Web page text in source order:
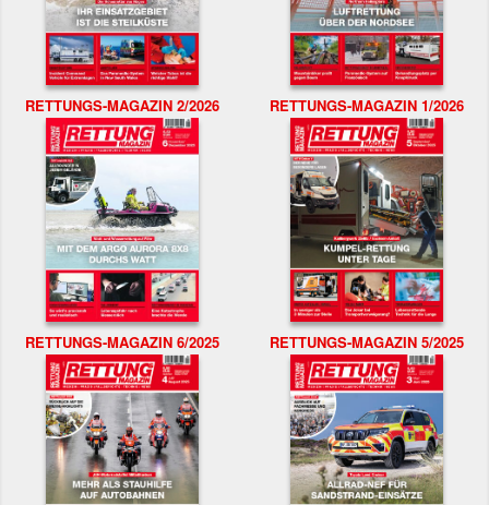
RETTUNGS-MAGAZIN 2/2026 RETTUNGS-MAGAZIN 1/2026
RETTUNGS-MAGAZIN 6/2025 RETTUNGS-MAGAZIN 5/2025